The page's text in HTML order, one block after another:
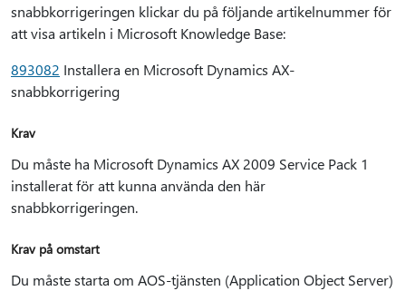
snabbkorrigeringen klickar du på följande artikelnummer för
att visa artikeln i Microsoft Knowledge Base:
893082 Installera en Microsoft Dynamics AX-
snabbkorrigering
Krav
Du måste ha Microsoft Dynamics AX 2009 Service Pack 1
installerat för att kunna använda den här
snabbkorrigeringen.
Krav på omstart
Du måste starta om AOS-tjänsten (Application Object Server)